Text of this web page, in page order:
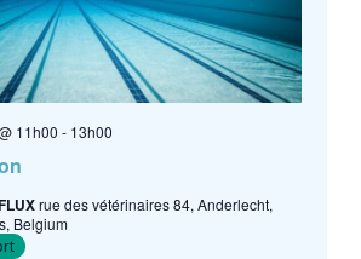
11h00 - 13h00
rue des vétérinaires 84, Anderlecht,
Belgium